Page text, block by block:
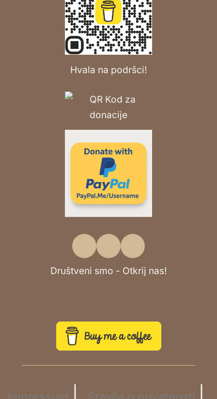
Hvala na podršci!
Društveni smo - Otkrij nas!